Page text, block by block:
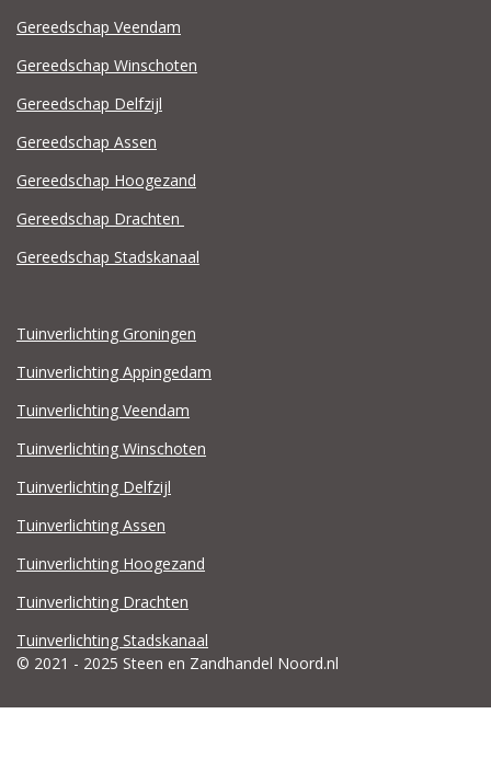
Gereedschap Veendam
Gereedschap Winschoten
Gereedschap Delfzijl
Gereedschap Assen
Gereedschap Hoogezand
Gereedschap Drachten
Gereedschap Stadskanaal
Tuinverlichting Groningen
Tuinverlichting Appingedam
Tuinverlichting Veendam
Tuinverlichting Winschoten
Tuinverlichting Delfzijl
Tuinverlichting Assen
Tuinverlichting Hoogezand
Tuinverlichting Drachten
Tuinverlichting Stadskanaal
© 2021 - 2025 Steen en Zandhandel Noord.nl